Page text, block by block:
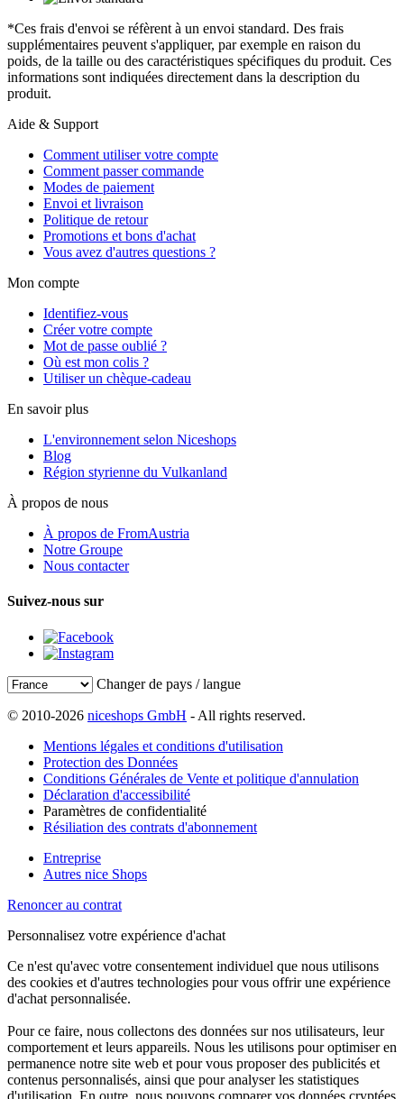
*Ces frais d'envoi se réfèrent à un envoi standard. Des frais
supplémentaires peuvent s'appliquer, par exemple en raison du
poids, de la taille ou des caractéristiques spécifiques du produit. Ces
informations sont indiquées directement dans la description du
produit.
Aide & Support
Comment utiliser votre compte
Comment passer commande
Modes de paiement
Envoi et livraison
Politique de retour
Promotions et bons d'achat
Vous avez d'autres questions ?
Mon compte
Identifiez-vous
Créer votre compte
Mot de passe oublié ?
Où est mon colis ?
Utiliser un chèque-cadeau
En savoir plus
L'environnement selon Niceshops
Blog
Région styrienne du Vulkanland
À propos de nous
À propos de FromAustria
Notre Groupe
Nous contacter
Suivez-nous sur
Changer de pays / langue
© 2010-2026 niceshops GmbH - All rights reserved.
Mentions légales et conditions d'utilisation
Protection des Données
Conditions Générales de Vente et politique d'annulation
Déclaration d'accessibilité
Paramètres de confidentialité
Résiliation des contrats d'abonnement
Entreprise
Autres nice Shops
Renoncer au contrat
Personnalisez votre expérience d'achat
Ce n'est qu'avec votre consentement individuel que nous utilisons
des cookies et d'autres technologies pour vous offrir une expérience
d'achat personnalisée.
Pour ce faire, nous collectons des données sur nos utilisateurs, leur
comportement et leurs appareils. Nous les utilisons pour optimiser en
permanence notre site web et pour vous proposer des publicités et
contenus personnalisés, ainsi que pour analyser les statistiques
d'utilisation. En outre, nous pouvons comparer vos données cryptées